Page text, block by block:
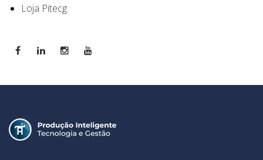
Loja Pitecg